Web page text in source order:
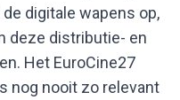
digitale wapens op,
deze distributie- en
Het EuroCine27
nog nooit zo relevant